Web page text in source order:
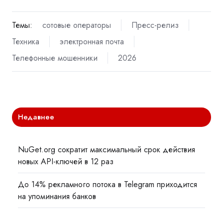
Темы: сотовые операторы
Пресс-релиз
Техника
электронная почта
Телефонные мошенники
2026
Недавнее
NuGet.org сократит максимальный срок действия
новых API-ключей в 12 раз
До 14% рекламного потока в Telegram приходится
на упоминания банков